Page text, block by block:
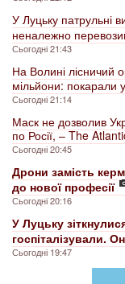
У Луцьку патрульні
неналежно
Сьогодні 21:43
На Волині лісничий
мільйони: покарали
Сьогодні 21:14
Маск не дозволив
по Росії, – The
Сьогодні 20:45
Дрони замість
до нової професії
Сьогодні 20:16
У Луцьку
госпіталізували.
Сьогодні 19:47